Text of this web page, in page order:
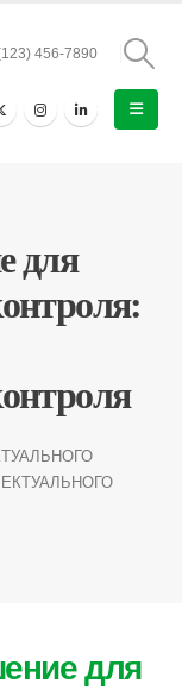
456-7890
для
для